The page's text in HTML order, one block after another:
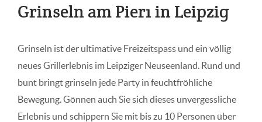
Grinseln am Pier1 in Leipzig
Grinseln ist der ultimative Freizeitspass und ein völlig
neues Grillerlebnis im Leipziger Neuseenland. Rund und
bunt bringt grinseln jede Party in feuchtfröhliche
Bewegung. Gönnen auch Sie sich dieses unvergessliche
Erlebnis und schippern Sie mit bis zu 10 Personen über